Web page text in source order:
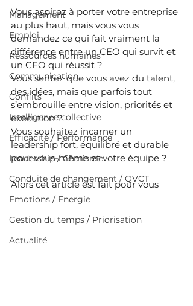
Management
Emploi
Ressources humaines
Communication
Conflits
Intelligence collective
Efficacité / Performance
Leadership / Charisme
Conduite de changement / QVCT
Emotions / Energie
Gestion du temps / Priorisation
Actualité
Vous aspirez à porter votre entreprise
au plus haut, mais vous vous
demandez ce qui fait vraiment la
différence entre un CEO qui survit et
un CEO qui réussit ?
Vous sentez que vous avez du talent,
des idées, mais que parfois tout
s’embrouille entre vision, priorités et
exécution ?
Vous souhaitez incarner un
leadership fort, équilibré et durable
pour vous-même et votre équipe ?
Alors cet article est fait pour vous